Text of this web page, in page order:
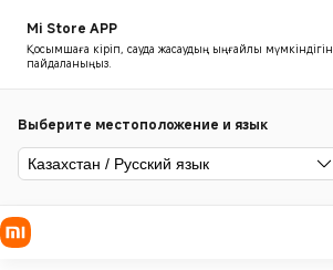
Mi Store APP
Қосымшаға кіріп, сауда жасаудың ыңғайлы мүмкіндігін
пайдаланыңыз.
Выберите местоположение и язык
Казахстан / Русский язык